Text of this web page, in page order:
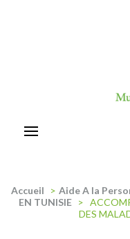
Accueil > Aide A la
EN TUNISIE >
DES